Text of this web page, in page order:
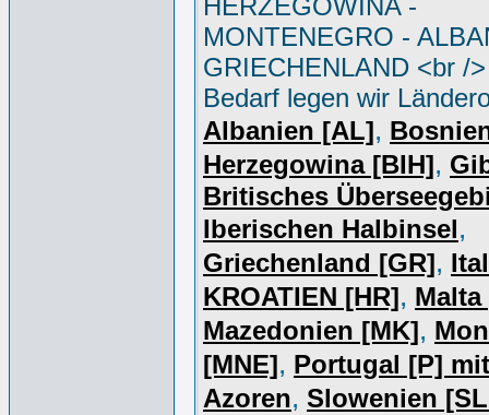
HERZEGOWINA -
MONTENEGRO -
GRIECHENLAND <br /
Bedarf legen wir
Albanien [AL],
Herzegowina [BIH],
Britisches
Iberischen Halbinsel,
Griechenland [GR],
KROATIEN [HR], Malta
Mazedonien [MK],
[MNE], Portugal [P]
Azoren, Slowenien